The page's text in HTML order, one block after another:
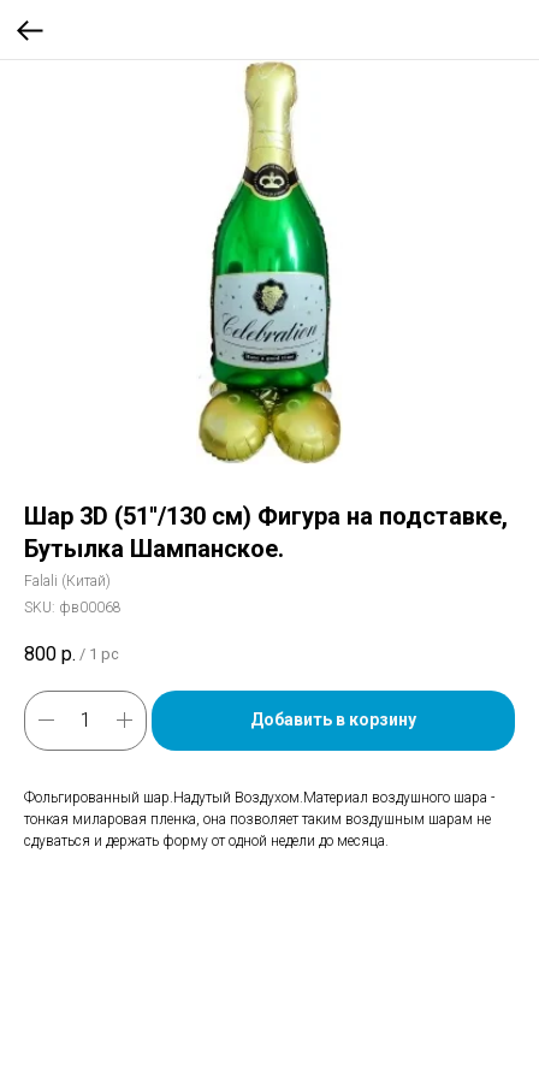
Шар 3D (51''/130 см) Фигура на подставке,
Бутылка Шампанское.
Falali (Китай)
SKU: фв00068
800 р. / 1 pc
Добавить в корзину
Фольгированный шар.Надутый Воздухом.Материал воздушного шара -
тонкая миларовая пленка, она позволяет таким воздушным шарам не
сдуваться и держать форму от одной недели до месяца.